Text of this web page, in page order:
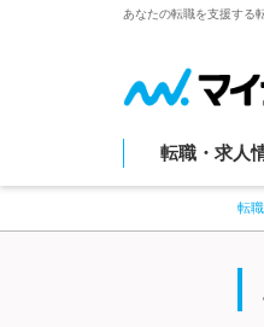
あなたの転職を支援する
転職・求人
転